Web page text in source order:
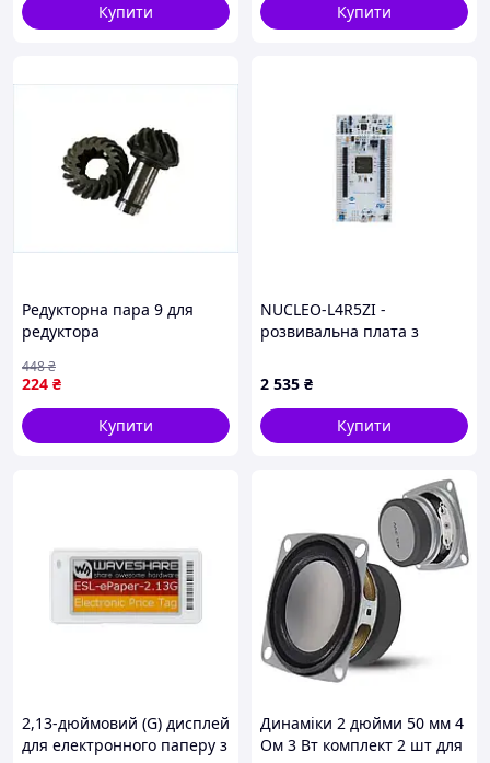
Купити
Купити
Редукторна пара 9 для
редуктора
передавання потужності
для промислових машин
224 ₴
448₴
Купити
NUCLEO-L4R5ZI -
розвивальна плата з
STM32L4+
2 535 ₴
Купити
2,13-дюймовий (G) дисплей
для електронного паперу з
Динаміки 2 дюйми 50 мм 4
Ом 3 Вт комплект 2 шт для